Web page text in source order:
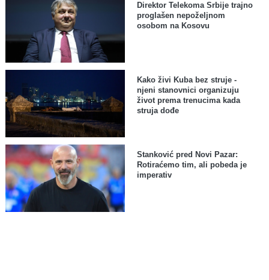
Direktor Telekoma Srbije trajno
proglašen nepoželjnom
osobom na Kosovu
Kako živi Kuba bez struje -
njeni stanovnici organizuju
život prema trenucima kada
struja dođe
Stanković pred Novi Pazar:
Rotiraćemo tim, ali pobeda je
imperativ